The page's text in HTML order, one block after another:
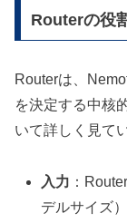
Routerの役
Routerは、
を決定する中核
いて詳しく見て
入力 ：
デルサイズ